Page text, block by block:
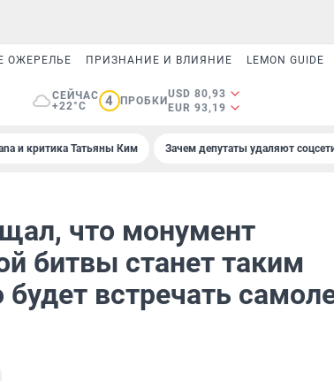
ОЖЕРЕЛЬЕ ПРИЗНАНИЕ И ВЛИЯНИЕ LEMON GUIDE
СЕЙЧАС
+22°C
4 ПРОБКИ
USD 80,93
EUR 93,19
и критика Татьяны Ким Зачем депутаты удаляют
что монумент
битвы станет таким
встречать